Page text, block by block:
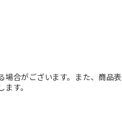
合がございます。また、商品
す。